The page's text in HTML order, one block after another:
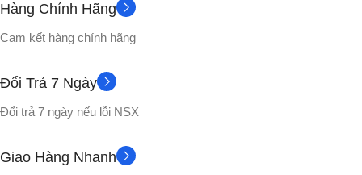
Hàng Chính Hãng
Cam kết hàng chính hãng
Đổi Trả 7 Ngày
Đổi trả 7 ngày nếu lỗi NSX
Giao Hàng Nhanh